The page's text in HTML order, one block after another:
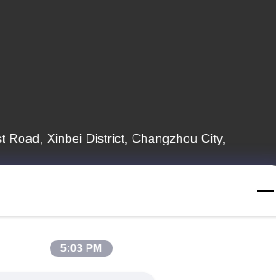
Road, Xinbei District, Changzhou City,
Road, Xinbei District, Changzhou City,
5:03 PM